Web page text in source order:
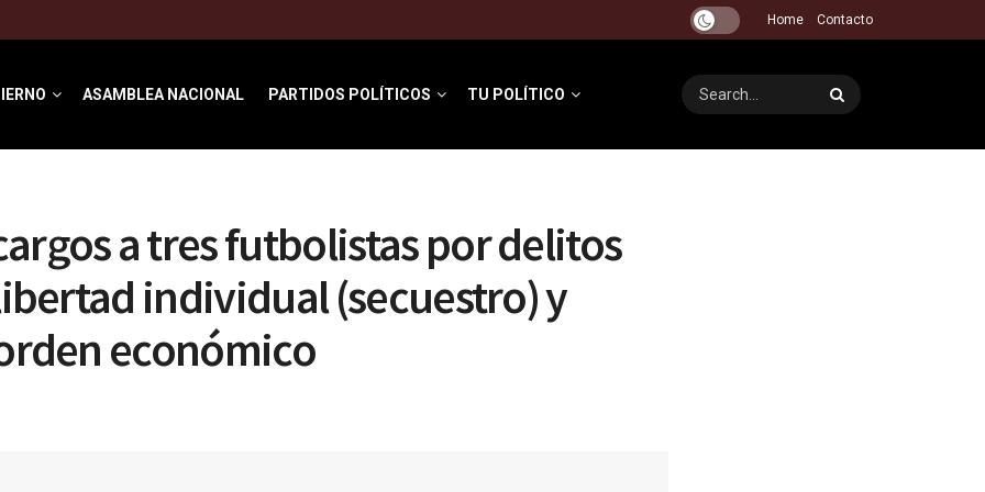
Home Contacto
ASAMBLEA NACIONAL PARTIDOS POLÍTICOS TU POLÍTICO
a tres futbolistas por delitos
individual (secuestro) y
económico